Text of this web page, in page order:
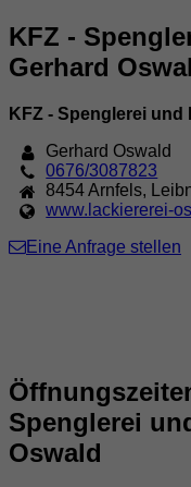
KFZ -
Gerhard
KFZ - Spenglerei und
Gerhard Oswald
0676/3087823
8454Arnfels,
www.lackiererei-
Eine Anfrage stellen
Spenglerei
Oswald